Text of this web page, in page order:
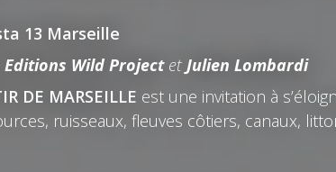
13 Marseille
Editions Wild Projectet Julien Lombardi
DE MARSEILLE est une invitation à
ruisseaux, fleuves côtiers, canaux,